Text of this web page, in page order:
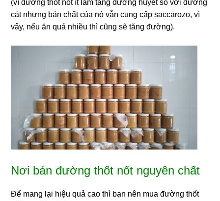
(vì đường thốt nốt ít làm tăng đường huyết so với đường
cát nhưng bản chất của nó vẫn cung cấp saccarozo, vì
vậy, nếu ăn quá nhiều thì cũng sẽ tăng đường).
Nơi bán đường thốt nốt nguyên chất
Để mang lại hiệu quả cao thì bạn nên mua đường thốt